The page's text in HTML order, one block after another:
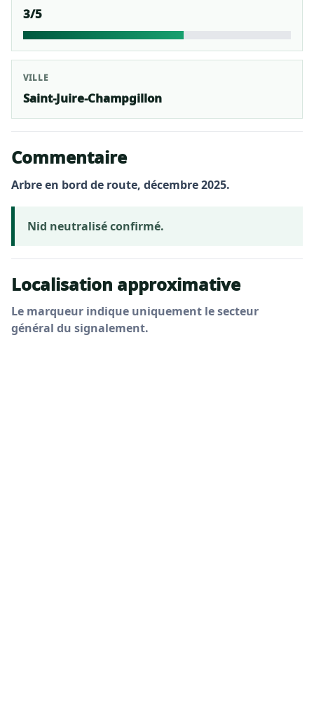
3/5
VILLE
Saint-Juire-Champgillon
Commentaire
Arbre en bord de route, décembre 2025.
Nid neutralisé confirmé.
Localisation approximative
Le marqueur indique uniquement le secteur
général du signalement.